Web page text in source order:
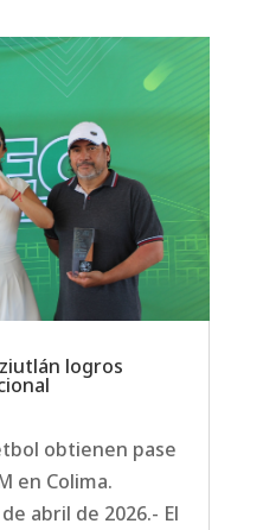
logros
obtienen pase
en Colima.
abril de 2026.- El